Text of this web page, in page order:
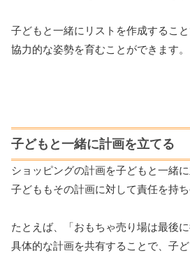
子どもと一緒にリストを作成すること
協力的な姿勢を育むことができます。
子どもと一緒に計画を立てる
ショッピングの計画を子どもと一緒に
子どももその計画に対して責任を持ち
たとえば、「おもちゃ売り場は最後
具体的な計画を共有することで、子